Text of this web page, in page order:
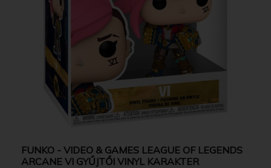
FUNKO - VIDEO & GAMES LEAGUE OF LEGENDS
ARCANE VI GYŰJTŐI VINYL KARAKTER